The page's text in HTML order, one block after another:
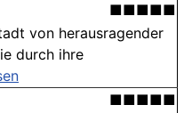
■■■■■
von herausragender
durch ihre
■■■■■